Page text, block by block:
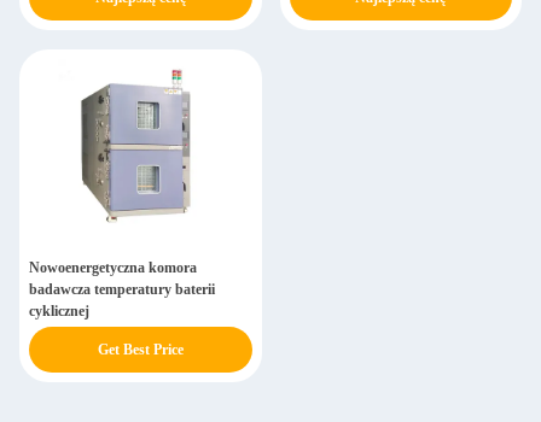
Nowoenergetyczna komora
badawcza temperatury baterii
cyklicznej
Get Best Price